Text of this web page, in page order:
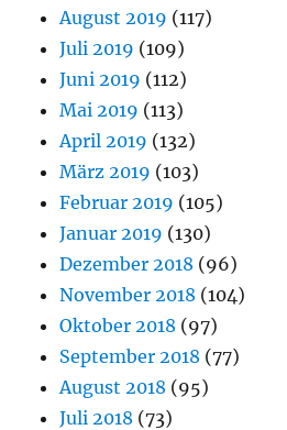
August 2019 (117)
Juli 2019 (109)
Juni 2019 (112)
Mai 2019 (113)
April 2019 (132)
März 2019 (103)
Februar 2019 (105)
Januar 2019 (130)
Dezember 2018 (96)
November 2018 (104)
Oktober 2018 (97)
September 2018 (77)
August 2018 (95)
Juli 2018 (73)